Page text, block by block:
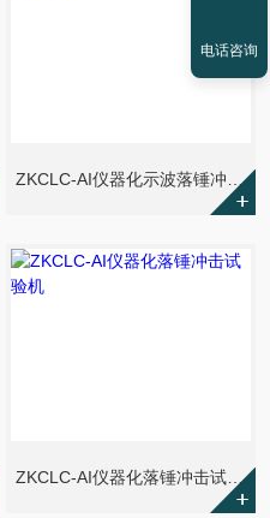
ZKCLC-AI仪器化示波落锤冲击试验机
ZKCLC-AI仪器化落锤冲击试验机
电话咨询